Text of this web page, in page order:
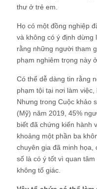
thư ở trẻ em.
Họ có một đồng nghiệp
và không có ý định dừng
rằng những người tham
phạm nghiêm trọng này
Có thể dễ dàng tin rằng
phạm tội tại nơi làm việc,
Nhưng trong Cuộc khảo
(Mỹ) năm 2019, 45%
biết đã chứng kiến hành
khoảng một phần ba
chuyên gia đã minh họa,
số là có ý tốt vì quan
không tố giác.